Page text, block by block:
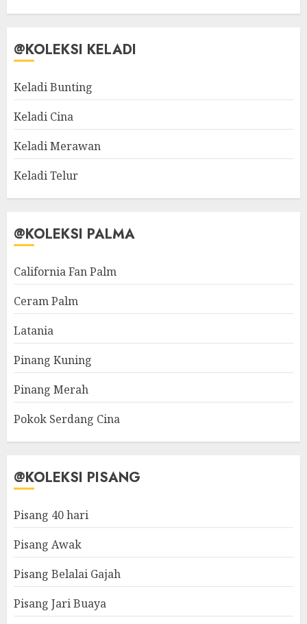
@KOLEKSI KELADI
Keladi Bunting
Keladi Cina
Keladi Merawan
Keladi Telur
@KOLEKSI PALMA
California Fan Palm
Ceram Palm
Latania
Pinang Kuning
Pinang Merah
Pokok Serdang Cina
@KOLEKSI PISANG
Pisang 40 hari
Pisang Awak
Pisang Belalai Gajah
Pisang Jari Buaya